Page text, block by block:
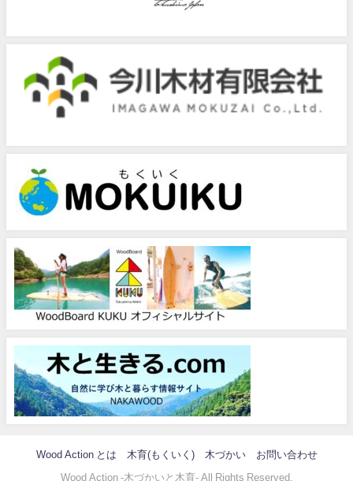
Wood Action とは 木育(もくいく) 木づかい お問い合わせ
Wood Action -木づかいと木育- All Rights Reserved.